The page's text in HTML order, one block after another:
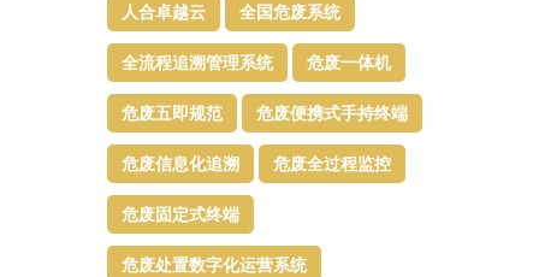
人合卓越云 全国危废系统
全流程追溯管理系统 危废一体机
危废五即规范 危废便携式手持终端
危废信息化追溯 危废全过程监控
危废固定式终端
危废处置数字化运营系统